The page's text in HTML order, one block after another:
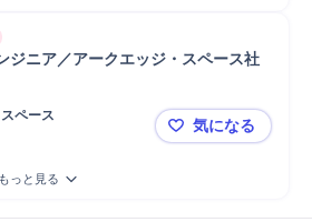
ジニア／アークエッジ・スペース社
ペース
アルゴリズ
気になる
もっと見る